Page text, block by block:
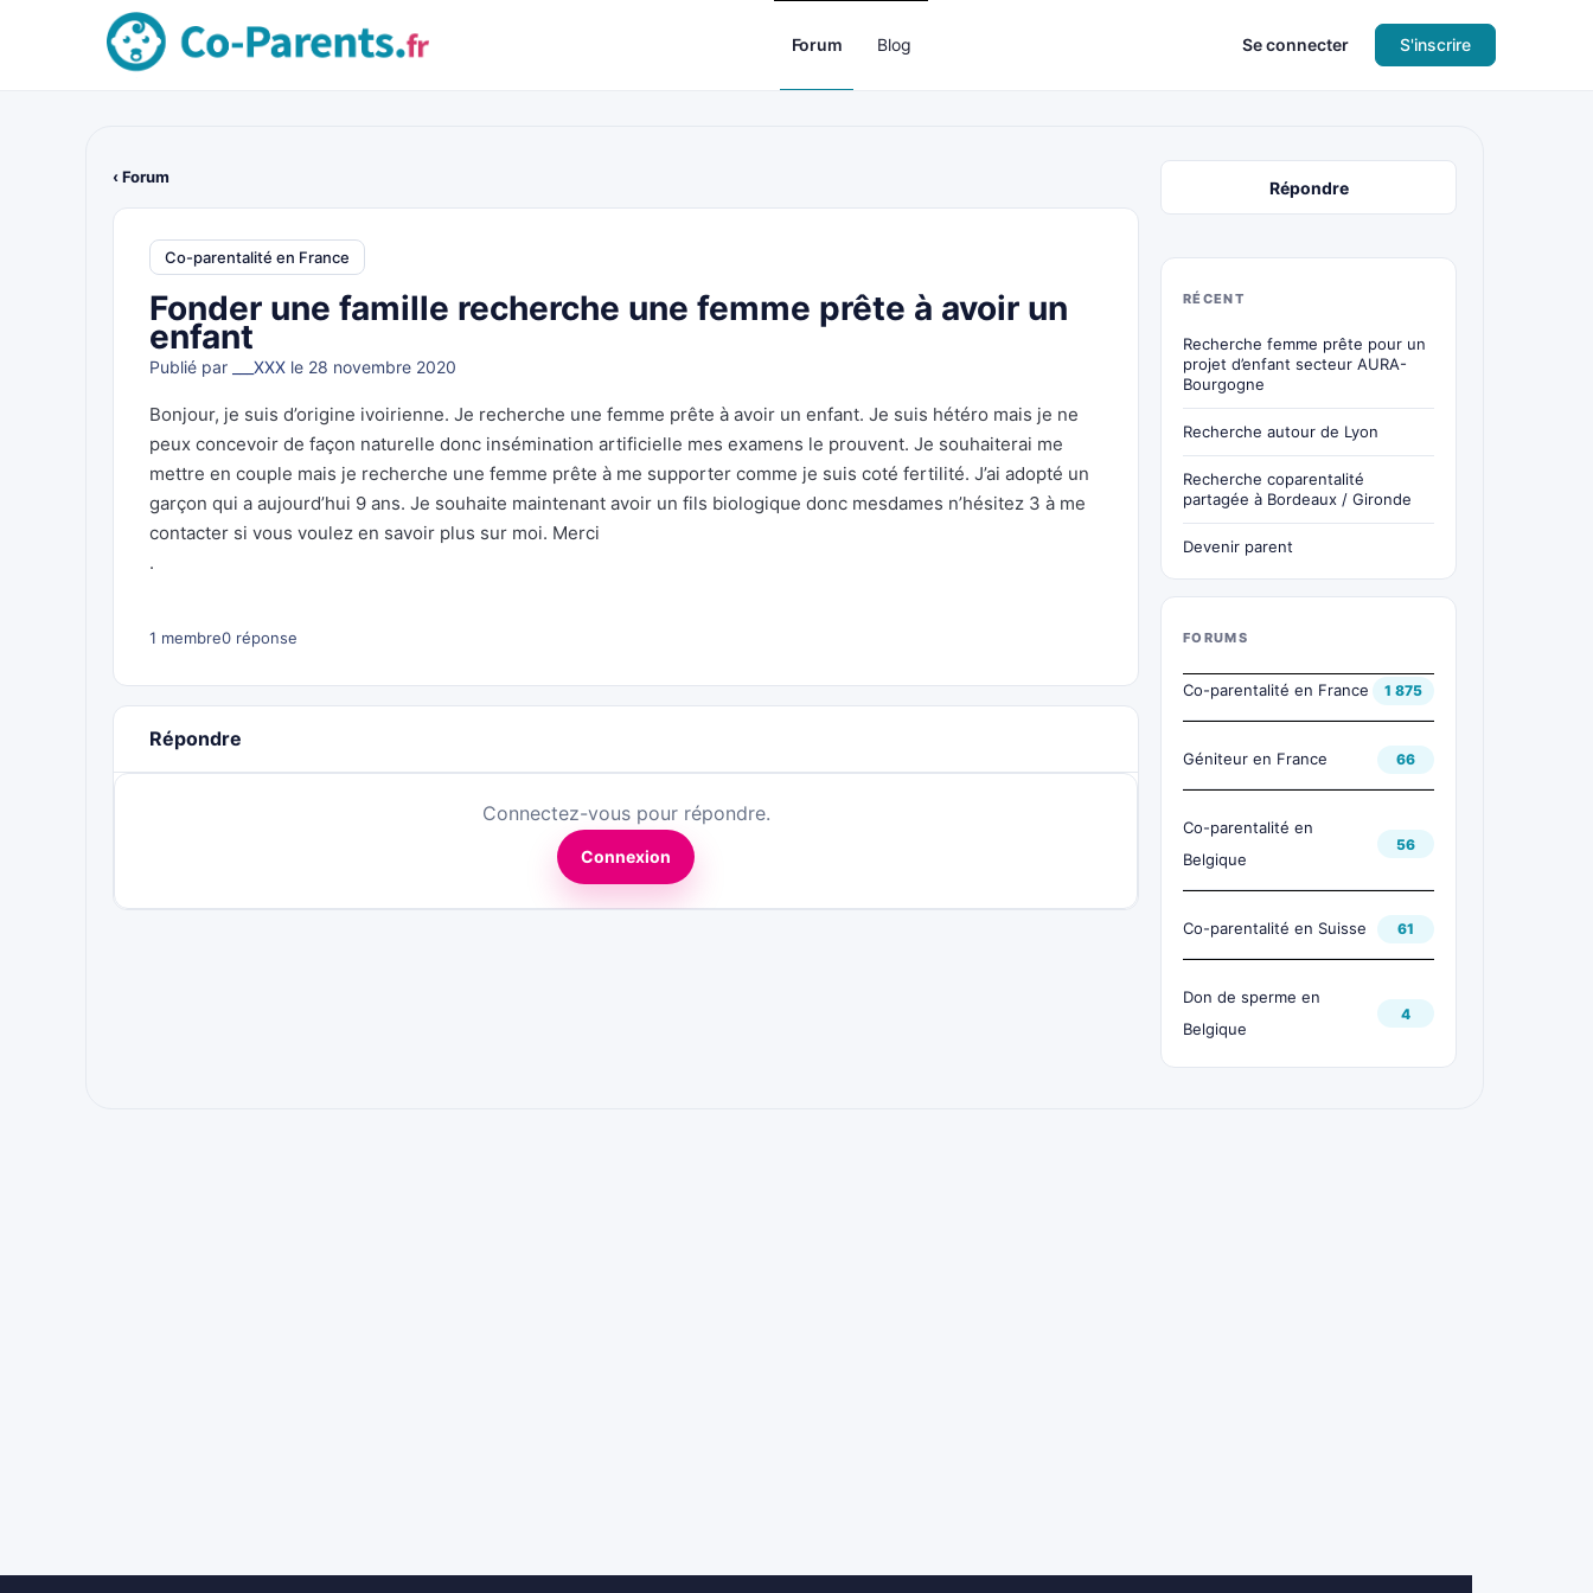
Forum Blog Se connecter S'inscrire
‹ Forum
Co-parentalité en France
Fonder une famille recherche une femme prête à avoir un
enfant
Publié par ___XXX le 28 novembre 2020
Bonjour, je suis d’origine ivoirienne. Je recherche une femme prête à avoir un enfant. Je suis hétéro mais je ne
peux concevoir de façon naturelle donc insémination artificielle mes examens le prouvent. Je souhaiterai me
mettre en couple mais je recherche une femme prête à me supporter comme je suis coté fertilité. J’ai adopté un
garçon qui a aujourd’hui 9 ans. Je souhaite maintenant avoir un fils biologique donc mesdames n’hésitez 3 à me
contacter si vous voulez en savoir plus sur moi. Merci
.
1 membre0 réponse
Répondre
Connectez-vous pour répondre.
Connexion
Répondre
RÉCENT
Recherche femme prête pour un
projet d’enfant secteur AURA-
Bourgogne
Recherche autour de Lyon
Recherche coparentalité
partagée à Bordeaux / Gironde
Devenir parent
FORUMS
Co-parentalité en France 1 875
Géniteur en France 66
Co-parentalité en
Belgique
56
Co-parentalité en Suisse 61
Don de sperme en
Belgique
4